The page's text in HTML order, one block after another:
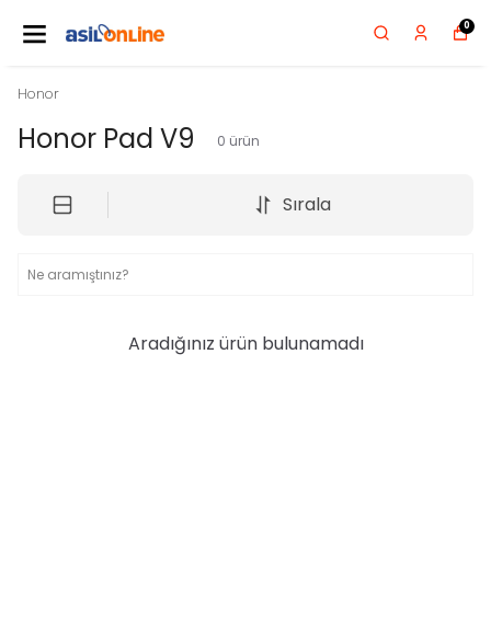
0
Honor
Honor Pad V9 0 ürün
Sırala
Aradığınız ürün bulunamadı